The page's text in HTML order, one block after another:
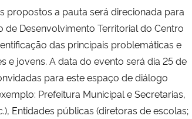
propostos a pauta será direcionada para
Desenvolvimento Territorial do Centro
das principais problemáticas e
jovens. A data do evento será dia 25 de
para este espaço de diálogo
Prefeitura Municipal e Secretarias,
Entidades públicas (diretoras de escolas;